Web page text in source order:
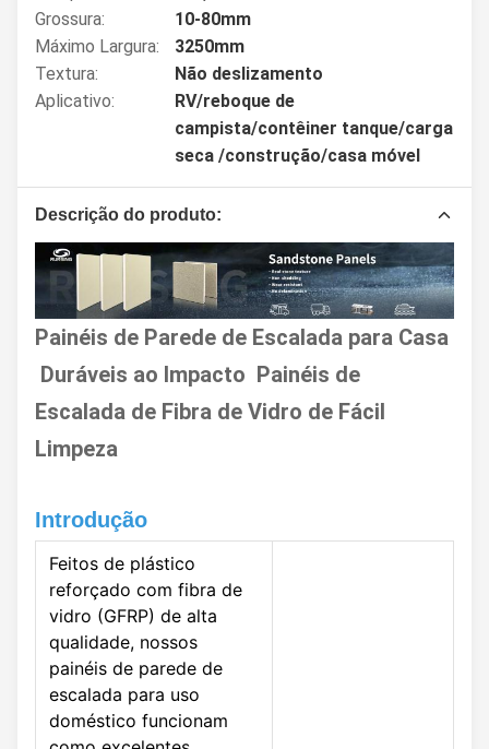
Grossura:
10-80mm
Máximo Largura:
3250mm
Textura:
Não deslizamento
Aplicativo:
RV/reboque de
campista/contêiner tanque/carga
seca /construção/casa móvel
Descrição do produto:
Painéis de Parede de Escalada para Casa
Duráveis ao Impacto Painéis de
Escalada de Fibra de Vidro de Fácil
Limpeza
Introdução
Feitos de plástico
reforçado com fibra de
vidro (GFRP) de alta
qualidade, nossos
painéis de parede de
escalada para uso
doméstico funcionam